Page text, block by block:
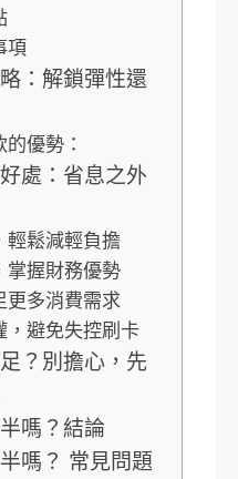
項
：解鎖彈性還
優勢：
處：省息之外
輕鬆減輕負擔
掌握財務優勢
更多消費需求
，避免失控刷卡
？別擔心，先
嗎？結論
嗎？ 常見問題